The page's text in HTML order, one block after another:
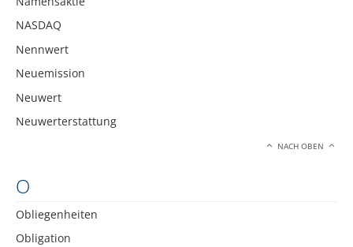
NASDAQ
Nennwert
Neuemission
Neuwert
Neuwerterstattung
NACH OBEN
O
Obliegenheiten
Obligation